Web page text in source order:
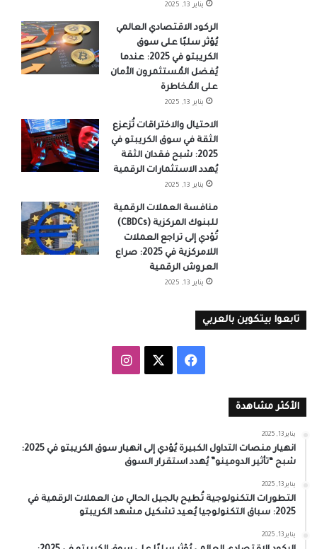
يناير 13, 2025
الركود الاقتصادي العالمي
يُؤثر سلبًا على سوق
الكريبتو في 2025: عندما
يُفضل المُستثمرون الأمان
على المُخاطرة
يناير 13, 2025
الاحتيال والاختراقات تُزعزع
الثقة في سوق الكريبتو في
2025: شبح فقدان الثقة
يُهدد الاستثمارات الرقمية
يناير 13, 2025
منافسة العملات الرقمية
للبنوك المركزية (CBDCs)
تُؤدي إلى تراجع العملات
اللامركزية في 2025: صراع
العروش الرقمية
يناير 13, 2025
تابعوا بيتكوين بالعربي
فيسبوك انستقرام
الأكثر مشاهدة
يناير 13, 2025
انهيار منصات التداول الكبيرة يُؤدي إلى انهيار سوق الكريبتو في 2025:
شبح “تأثير الدومينو” يُهدد استقرار السوق
يناير 13, 2025
التطورات التكنولوجية تُطيح بالجيل الحالي من العملات الرقمية في
2025: سباق التكنولوجيا يُعيد تشكيل مشهد الكريبتو
يناير 13, 2025